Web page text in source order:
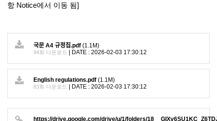
항 Notice에서 이동 됨]
국문 A4 규정집.pdf (1.1M)
94회 다운로드 | DATE : 2026-02-03 17:30:12
English regulations.pdf (1.1M)
83회 다운로드 | DATE : 2026-02-03 17:30:12
https://drive.google.com/drive/u/1/folders/